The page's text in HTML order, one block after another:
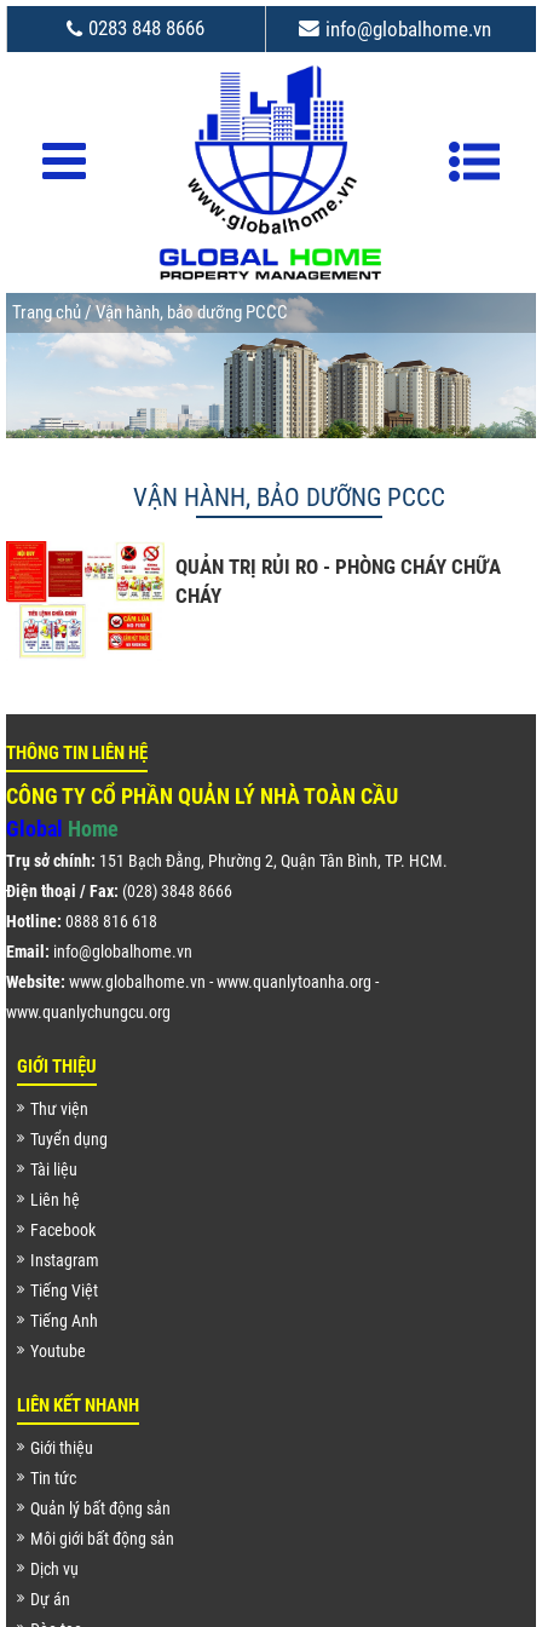
0283 848 8666 info@globalhome.vn
NỘI
NAI
TÀU
Trang chủ/ Vận hành, bảo dưỡng PCCC
VẬN HÀNH, BẢO DƯỠNG PCCC
QUẢN TRỊ RỦI RO - PHÒNG CHÁY CHỮA
CHÁY
THÔNG TIN LIÊN HỆ
CÔNG TY CỔ PHẦN QUẢN LÝ NHÀ TOÀN CẦU
Global Home
Trụ sở chính: 151 Bạch Đằng, Phường 2, Quận Tân Bình, TP. HCM.
Điện thoại / Fax: (028) 3848 8666
Hotline: 0888 816 618
Email: info@globalhome.vn
Website: www.globalhome.vn -www.quanlytoanha.org -
www.quanlychungcu.org
GIỚI THIỆU
Thư viện
Tuyển dụng
Tài liệu
Liên hệ
Facebook
Instagram
Tiếng Việt
Tiếng Anh
Youtube
LIÊN KẾT NHANH
Giới thiệu
Tin tức
Quản lý bất động sản
Môi giới bất động sản
Dịch vụ
Dự án